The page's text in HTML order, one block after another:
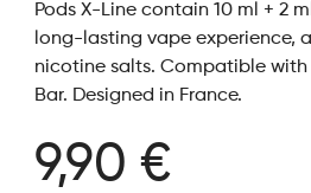
Pods X-Line contain 10 ml + 2
long-lasting vape experience,
nicotine salts. Compatible with
Bar. Designed in France.
9,90 €